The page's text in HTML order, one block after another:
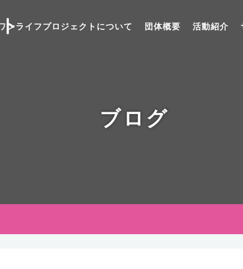
ンライフプロジェクトについて 団体概要 活動紹介
ブログ